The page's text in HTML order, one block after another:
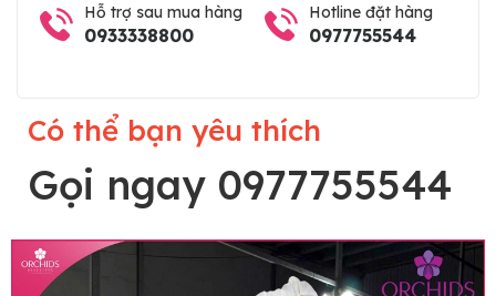
Hỗ trợ sau mua hàng
0933338800
Hotline đặt hàng
0977755544
Có thể bạn yêu thích
Gọi ngay 0977755544